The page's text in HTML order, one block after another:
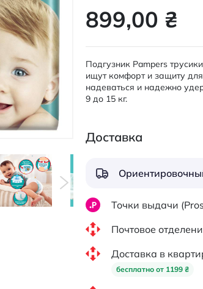
899,00 ₴
Подгузник Pampers
ищут комфорт и защиту
надеваться и надежно
9 до 15 кг.
Доставка
Точки выдачи
Почтовое
Доставка в
бесплатно от 1199 ₴